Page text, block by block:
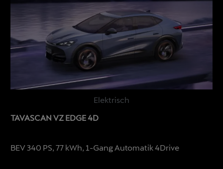
Elektrisch
TAVASCAN VZ EDGE 4D
BEV 340 PS, 77 kWh, 1-Gang Automatik 4Drive